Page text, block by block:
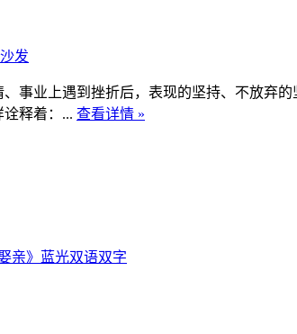
发
事业上遇到挫折后，表现的坚持、不放弃
释着：... 查看详情 »
亲》蓝光双语双字